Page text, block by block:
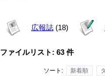
広報誌 (18)
ファイルリスト: 63 件
ソート: 新着順